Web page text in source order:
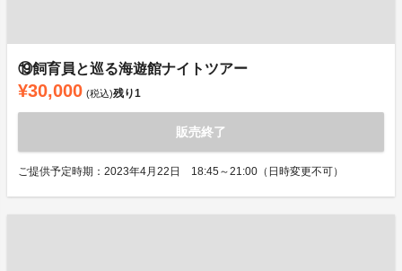
⑲飼育員と巡る海遊館ナイトツアー
¥30,000 (税込)残り1
販売終了
ご提供予定時期：2023年4月22日 18:45～21:00（日時変更不可）